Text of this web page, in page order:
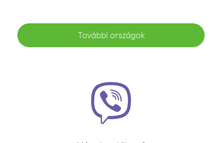
További országok